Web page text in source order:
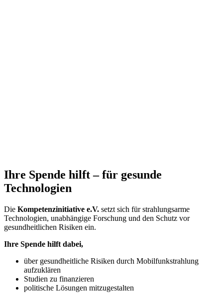
Ihre Spende hilft – für gesunde
Technologien
Die Kompetenzinitiative e.V. setzt sich für strahlungsarme
Technologien, unabhängige Forschung und den Schutz vor
gesundheitlichen Risiken ein.
Ihre Spende hilft dabei,
über gesundheitliche Risiken durch Mobilfunkstrahlung
aufzuklären
Studien zu finanzieren
politische Lösungen mitzugestalten